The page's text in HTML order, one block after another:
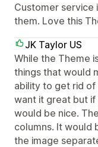
Customer service
them. Love this
JK Taylor US
While the Theme
things that would
ability to get rid
want it great but
would be nice.
columns. It would
the image